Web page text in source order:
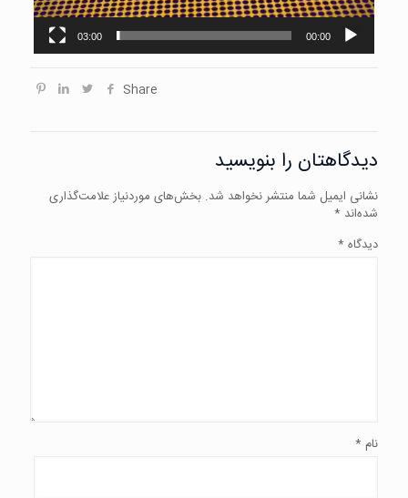
00:00
03:00
Share
دیدگاهتان را بنویسید
نشانی ایمیل شما منتشر نخواهد شد. بخش‌های موردنیاز علامت‌گذاری
شده‌اند *
دیدگاه*
نام *